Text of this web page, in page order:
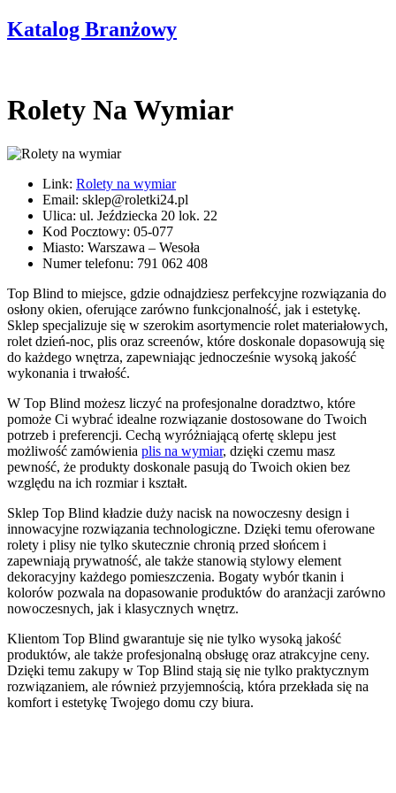
Katalog Branżowy
Rolety Na Wymiar
Link: Rolety na wymiar
Email: sklep@roletki24.pl
Ulica: ul. Jeździecka 20 lok. 22
Kod Pocztowy: 05-077
Miasto: Warszawa – Wesoła
Numer telefonu: 791 062 408
Top Blind to miejsce, gdzie odnajdziesz perfekcyjne rozwiązania do
osłony okien, oferujące zarówno funkcjonalność, jak i estetykę.
Sklep specjalizuje się w szerokim asortymencie rolet materiałowych,
rolet dzień-noc, plis oraz screenów, które doskonale dopasowują się
do każdego wnętrza, zapewniając jednocześnie wysoką jakość
wykonania i trwałość.
W Top Blind możesz liczyć na profesjonalne doradztwo, które
pomoże Ci wybrać idealne rozwiązanie dostosowane do Twoich
potrzeb i preferencji. Cechą wyróżniającą ofertę sklepu jest
możliwość zamówienia plis na wymiar, dzięki czemu masz
pewność, że produkty doskonale pasują do Twoich okien bez
względu na ich rozmiar i kształt.
Sklep Top Blind kładzie duży nacisk na nowoczesny design i
innowacyjne rozwiązania technologiczne. Dzięki temu oferowane
rolety i plisy nie tylko skutecznie chronią przed słońcem i
zapewniają prywatność, ale także stanowią stylowy element
dekoracyjny każdego pomieszczenia. Bogaty wybór tkanin i
kolorów pozwala na dopasowanie produktów do aranżacji zarówno
nowoczesnych, jak i klasycznych wnętrz.
Klientom Top Blind gwarantuje się nie tylko wysoką jakość
produktów, ale także profesjonalną obsługę oraz atrakcyjne ceny.
Dzięki temu zakupy w Top Blind stają się nie tylko praktycznym
rozwiązaniem, ale również przyjemnością, która przekłada się na
komfort i estetykę Twojego domu czy biura.